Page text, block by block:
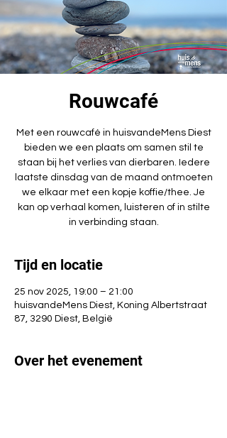
Rouwcafé
Met een rouwcafé in huisvandeMens Diest
bieden we een plaats om samen stil te
staan bij het verlies van dierbaren. Iedere
laatste dinsdag van de maand ontmoeten
we elkaar met een kopje koffie/thee. Je
kan op verhaal komen, luisteren of in stilte
in verbinding staan.
Tijd en locatie
25 nov 2025, 19:00 – 21:00
huisvandeMens Diest, Koning Albertstraat
87, 3290 Diest, België
Over het evenement